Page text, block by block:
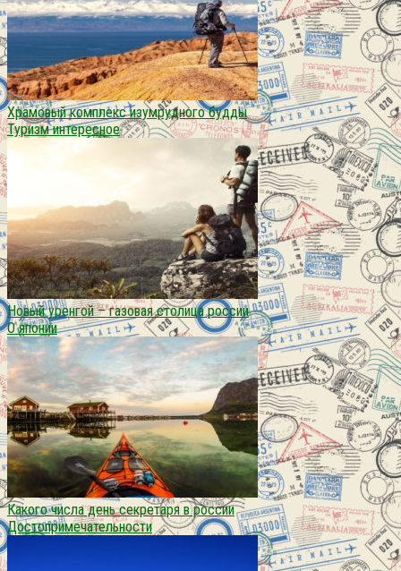
Храмовый комплекс изумрудного будды
Туризм интересное
Новый уренгой – газовая столица россии
О японии
Какого числа день секретаря в россии
Достопримечательности